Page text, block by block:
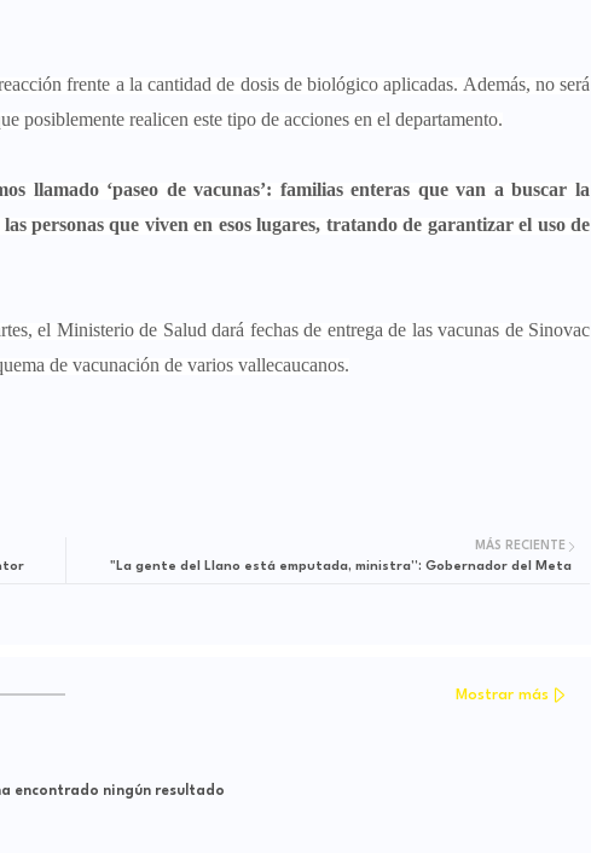
frente a la cantidad de dosis de biológico aplicadas. Además, no será
posiblemente realicen este tipo de acciones en el departamento.
llamado ‘paseo de vacunas’: familias enteras que van a buscar la
personas que viven en esos lugares, tratando de garantizar el uso de
el Ministerio de Salud dará fechas de entrega de las vacunas de Sinovac
de vacunación de varios vallecaucanos.
MÁS RECIENTE
"La gente del Llano está emputada, ministra”: Gobernador del Meta
Mostrar más
encontrado ningún resultado